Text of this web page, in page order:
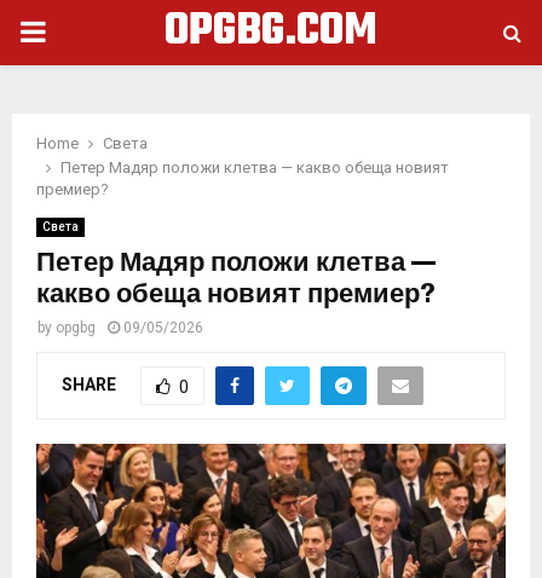
PRIMARY
OPGBG.COM
Home
Света
Петер Мадяр положи клетва — какво обеща новият
премиер?
Света
Петер Мадяр положи клетва —
какво обеща новият премиер?
by opgbg 09/05/2026
SHARE 0